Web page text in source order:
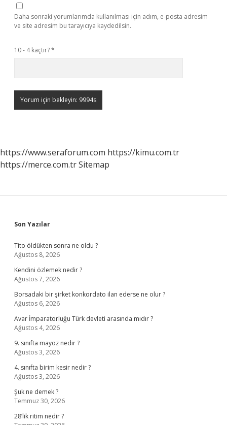
Daha sonraki yorumlarımda kullanılması için adım, e-posta adresim
ve site adresim bu tarayıcıya kaydedilsin.
10 - 4 kaçtır?*
https://www.seraforum.com https://kimu.com.tr
https://merce.com.trSitemap
Sidebar
Son Yazılar
Tito öldükten sonra ne oldu ?
Ağustos 8, 2026
Kendini özlemek nedir ?
Ağustos 7, 2026
Borsadaki bir şirket konkordato ilan ederse ne olur ?
Ağustos 6, 2026
Avar İmparatorluğu Türk devleti arasında mıdır ?
Ağustos 4, 2026
9. sınıfta mayoz nedir ?
Ağustos 3, 2026
4. sınıfta birim kesir nedir ?
Ağustos 3, 2026
Şuk ne demek ?
Temmuz 30, 2026
28’lik ritim nedir ?